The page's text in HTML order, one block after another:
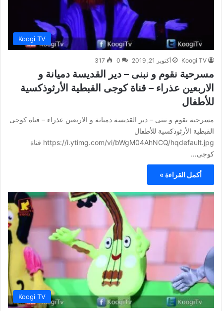
Koogi TV
Koogi TV أكتوبر 21, 2019 0
317
مسرحية نقوم و نبنى – دير القديسة دميانة و
الاربعين عذراء – قناة كوجى القبطية الأرثوذكسية
للأطفال
مسرحية نقوم و نبنى – دير القديسة دميانة و الاربعين عذراء – قناة كوجى
القبطية الأرثوذكسية للأطفال
https://i.ytimg.com/vi/bWgM04AhNCQ/hqdefault.jpg قناة
كوجى…
أكمل القراءة »
Koogi TV